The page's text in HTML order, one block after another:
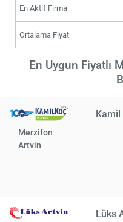
En Aktif Firma
Ortalama Fiyat
En Uygun Fiyatlı
Kamil
Merzifon
Artvin
Lüks